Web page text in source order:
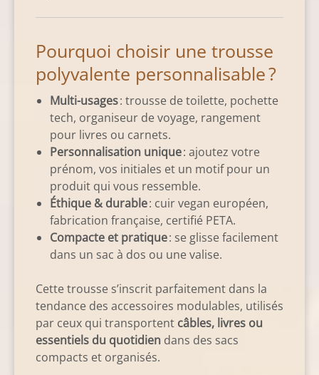
Pourquoi choisir une trousse
polyvalente personnalisable ?
Multi-usages: trousse de toilette, pochette
tech, organiseur de voyage, rangement
pour livres ou carnets.
Personnalisation unique: ajoutez votre
prénom, vos initiales et un motif pour un
produit qui vous ressemble.
Éthique & durable: cuir vegan européen,
fabrication française, certifié PETA.
Compacte et pratique: se glisse facilement
dans un sac à dos ou une valise.
Cette trousse s’inscrit parfaitement dans la
tendance des accessoires modulables, utilisés
par ceux qui transportent câbles, livres ou
essentiels du quotidien dans des sacs
compacts et organisés.